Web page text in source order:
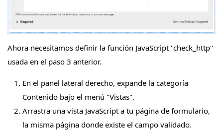
Ahora necesitamos definir la función JavaScript "check_http"
usada en el paso 3 anterior.
En el panel lateral derecho, expande la categoría
Contenido bajo el menú "Vistas".
Arrastra una vista JavaScript a tu página de formulario,
la misma página donde existe el campo validado.